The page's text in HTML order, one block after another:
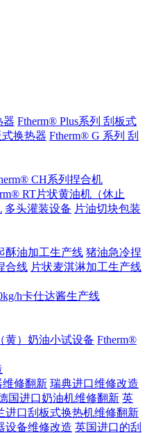
器 Ftherm® Plus系列 刮板式
换热器 Ftherm® G 系列 刮
CH系列捏合机
RT片状黄油机（休止
多头灌装设备 片油切块包装
酥油加工生产线 猪油急冷捏
合线 片状麦淇淋加工生产线
h卡仕达酱生产线
黄）奶油小试设备 Ftherm®
维修翻新 瑞典进口维修改造
国进口奶油机维修翻新 英
进口刮板式换热机维修翻新
设备维修改造 英国进口的刮